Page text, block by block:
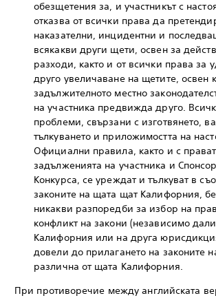
обезщетения за, и участникът с
отказва от всички права да
наказателни, инцидентни и
всякакви други щети, освен за
разходи, както и от всички права за
друго увеличаване на щетите, освен
задължителното местно
на участника предвижда друго.
проблеми, свързани с изготвянето,
тълкуването и приложимостта на
Официални правила, както и с
задълженията на участника и
Конкурса, се уреждат и тълкуват в
законите на щата щат Калифорния,
никакви разпоредби за избор на
конфликт на закони (независимо
Калифорния или на друга
довели до прилагането на законите
различна от щата Калифорния.
При противоречие между английската